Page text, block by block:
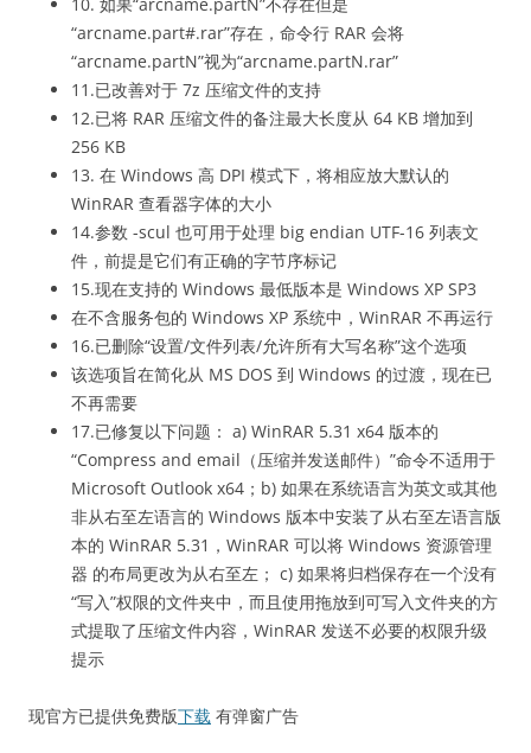
“arcname.part#.rar”存在，命令行 RAR 会将
“arcname.partN”视为“arcname.partN.rar”
11.已改善对于 7z 压缩文件的支持
12.已将 RAR 压缩文件的备注最大长度从 64 KB 增加到
256 KB
13. 在 Windows 高 DPI 模式下，将相应放大默认的
WinRAR 查看器字体的大小
14.参数 -scul 也可用于处理 big endian UTF-16 列表文
件，前提是它们有正确的字节序标记
15.现在支持的 Windows 最低版本是 Windows XP SP3
在不含服务包的 Windows XP 系统中，WinRAR 不再运行
16.已删除“设置/文件列表/允许所有大写名称”这个选项
该选项旨在简化从 MS DOS 到 Windows 的过渡，现在已
不再需要
17.已修复以下问题： a) WinRAR 5.31 x64 版本的
“Compress and email（压缩并发送邮件）”命令不适用于
Microsoft Outlook x64；b) 如果在系统语言为英文或其他
非从右至左语言的 Windows 版本中安装了从右至左语言版
本的 WinRAR 5.31，WinRAR 可以将 Windows 资源管理
器 的布局更改为从右至左； c) 如果将归档保存在一个没有
“写入”权限的文件夹中，而且使用拖放到可写入文件夹的方
式提取了压缩文件内容，WinRAR 发送不必要的权限升级
提示
现官方已提供免费版下载 有弹窗广告